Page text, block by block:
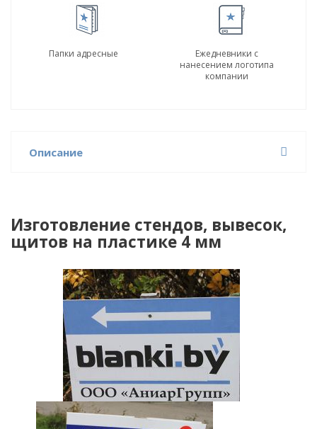
Папки адресные
Ежедневники с
нанесением логотипа
компании
Описание
Изготовление стендов, вывесок,
щитов на пластике 4 мм